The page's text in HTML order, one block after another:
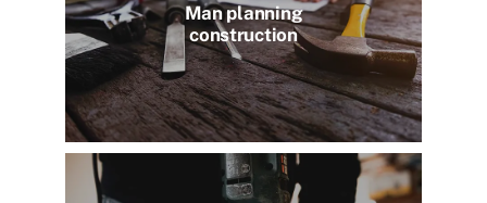
Man planning
construction